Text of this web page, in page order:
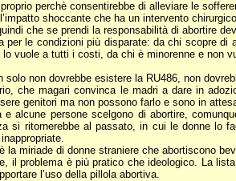
perchè consentirebbe di alleviare le
shoccante che ha un intervento
che se prendi la responsabilità di abortire
per le condizioni più disparate: da chi scopre
vuole a tutti i costi, da chi è minorenne e non
solo non dovrebbe esistere la RU486, non
che magari convinca le madri a dare in
genitori ma non possono farlo e sono in
alcune persone scelgono di abortire,
si ritornerebbe al passato, in cui le donne lo
la miriade di donne straniere che abortiscono
il problema è più pratico che ideologico. La
l’uso della pillola abortiva.